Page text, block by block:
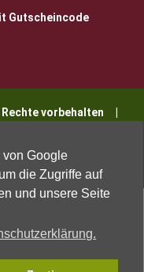
Google
die Zugriffe auf
und unsere Seite
Gutscheincode
Rechte vorbehalten |